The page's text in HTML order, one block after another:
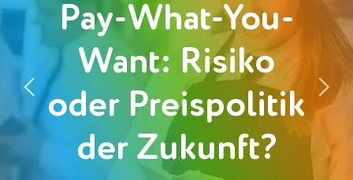
English
Čeština
Polski
Pay-What-You-
Want: Risiko
oder Preispolitik
der Zukunft?